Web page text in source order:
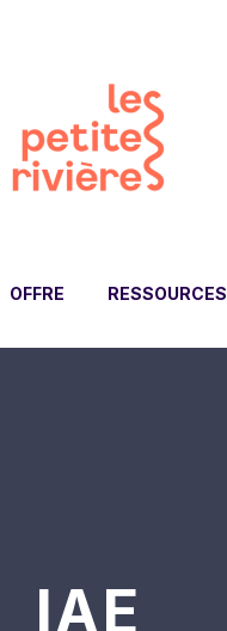
OFFRE RESSOURCES
IAE